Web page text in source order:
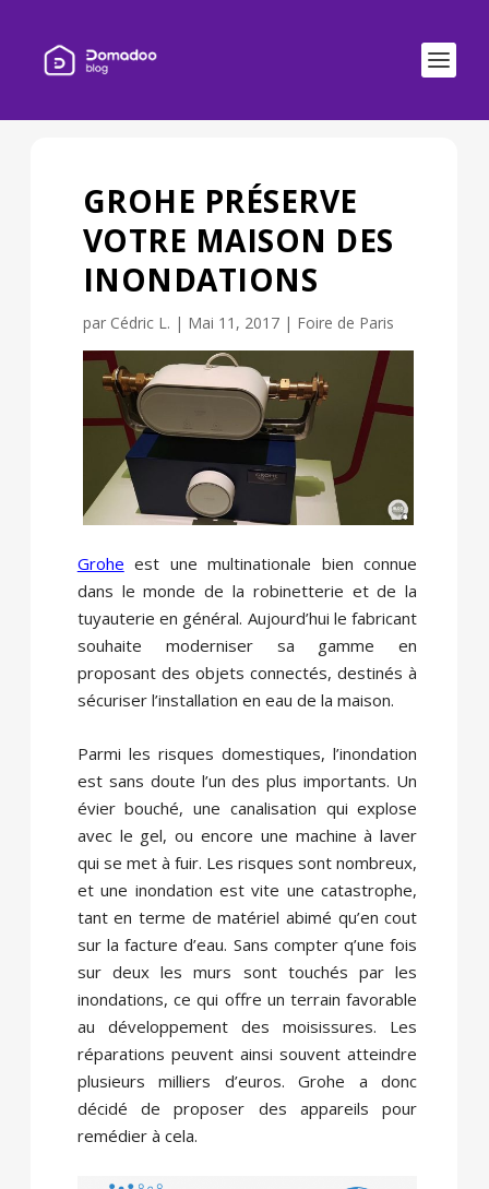
GROHE PRÉSERVE
VOTRE MAISON DES
INONDATIONS
par Cédric L. | Mai 11, 2017| Foire de Paris
Grohe est une multinationale bien connue
dans le monde de la robinetterie et de la
tuyauterie en général. Aujourd’hui le fabricant
souhaite moderniser sa gamme en
proposant des objets connectés, destinés à
sécuriser l’installation en eau de la maison.
Parmi les risques domestiques, l’inondation
est sans doute l’un des plus importants. Un
évier bouché, une canalisation qui explose
avec le gel, ou encore une machine à laver
qui se met à fuir. Les risques sont nombreux,
et une inondation est vite une catastrophe,
tant en terme de matériel abimé qu’en cout
sur la facture d’eau. Sans compter q’une fois
sur deux les murs sont touchés par les
inondations, ce qui offre un terrain favorable
au développement des moisissures. Les
réparations peuvent ainsi souvent atteindre
plusieurs milliers d’euros. Grohe a donc
décidé de proposer des appareils pour
remédier à cela.